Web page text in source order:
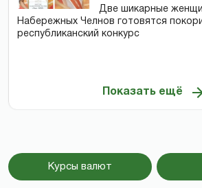
Две шикарные
Набережных Челнов готовятся
республиканский конкурс
Показать ещё
Курсы валют